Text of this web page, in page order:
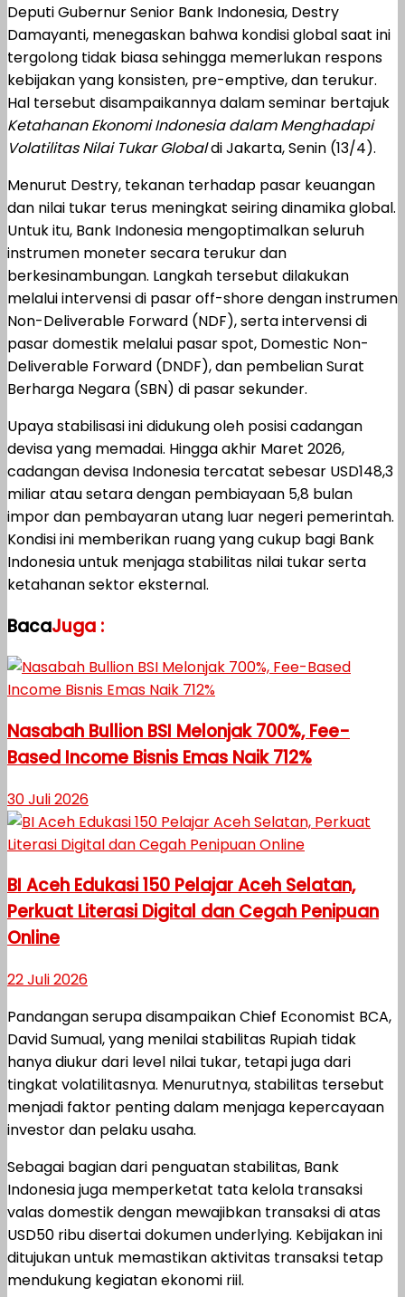
Deputi Gubernur Senior Bank Indonesia, Destry
Damayanti, menegaskan bahwa kondisi global saat ini
tergolong tidak biasa sehingga memerlukan respons
kebijakan yang konsisten, pre-emptive, dan terukur.
Hal tersebut disampaikannya dalam seminar bertajuk
Ketahanan Ekonomi Indonesia dalam Menghadapi
Volatilitas Nilai Tukar Globaldi Jakarta, Senin (13/4).
Menurut Destry, tekanan terhadap pasar keuangan
dan nilai tukar terus meningkat seiring dinamika global.
Untuk itu, Bank Indonesia mengoptimalkan seluruh
instrumen moneter secara terukur dan
berkesinambungan. Langkah tersebut dilakukan
melalui intervensi di pasar off-shore dengan instrumen
Non-Deliverable Forward (NDF), serta intervensi di
pasar domestik melalui pasar spot, Domestic Non-
Deliverable Forward (DNDF), dan pembelian Surat
Berharga Negara (SBN) di pasar sekunder.
Upaya stabilisasi ini didukung oleh posisi cadangan
devisa yang memadai. Hingga akhir Maret 2026,
cadangan devisa Indonesia tercatat sebesar USD148,3
miliar atau setara dengan pembiayaan 5,8 bulan
impor dan pembayaran utang luar negeri pemerintah.
Kondisi ini memberikan ruang yang cukup bagi Bank
Indonesia untuk menjaga stabilitas nilai tukar serta
ketahanan sektor eksternal.
BacaJuga :
Nasabah Bullion BSI Melonjak 700%, Fee-
Based Income Bisnis Emas Naik 712%
30 Juli 2026
BI Aceh Edukasi 150 Pelajar Aceh Selatan,
Perkuat Literasi Digital dan Cegah Penipuan
Online
22 Juli 2026
Pandangan serupa disampaikan Chief Economist BCA,
David Sumual, yang menilai stabilitas Rupiah tidak
hanya diukur dari level nilai tukar, tetapi juga dari
tingkat volatilitasnya. Menurutnya, stabilitas tersebut
menjadi faktor penting dalam menjaga kepercayaan
investor dan pelaku usaha.
Sebagai bagian dari penguatan stabilitas, Bank
Indonesia juga memperketat tata kelola transaksi
valas domestik dengan mewajibkan transaksi di atas
USD50 ribu disertai dokumen underlying. Kebijakan ini
ditujukan untuk memastikan aktivitas transaksi tetap
mendukung kegiatan ekonomi riil.